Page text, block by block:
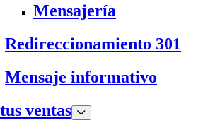
Mensajería
Redireccionamiento 301
Mensaje informativo
ventas